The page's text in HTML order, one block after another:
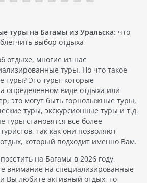
туры на Багамы из Уральска: что
выбор отдыха
отдыхе, многие из нас
туры. Но что такое
туры? Это туры, которые
определенном виде отдыха или
это могут быть горнолыжные туры,
туры, экскурсионные туры и т.д.
туры становятся все более
так как они позволяют
который подходит именно Вам.
на Багамы в 2026 году,
внимание на специализированные
Вы любите активный отдых, то